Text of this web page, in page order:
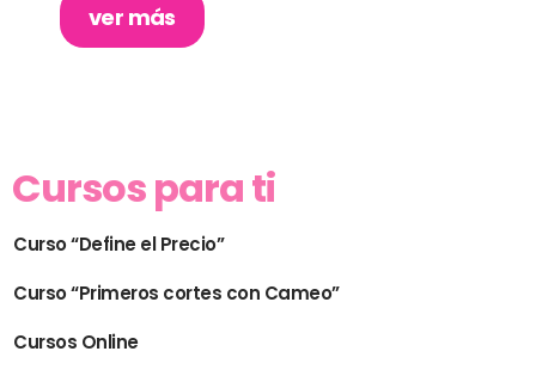
ver más
Cursos para ti
Curso “Define el Precio”
Curso “Primeros cortes con Cameo”
Cursos Online